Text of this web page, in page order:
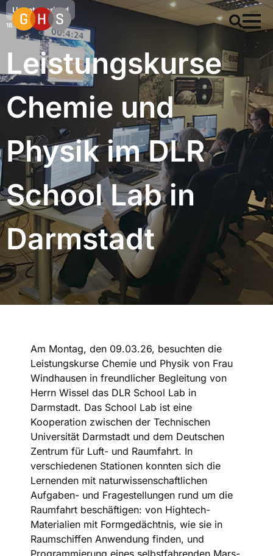
Uncategorized
18. März 2026
Leistungskurse
Chemie und
Physik im DLR
School Lab in
Darmstadt
Am Montag, den 09.03.26, besuchten die
Leistungskurse Chemie und Physik von Frau
Windhausen in freundlicher Begleitung von
Herrn Wissel das DLR School Lab in
Darmstadt. Das School Lab ist eine
Kooperation zwischen der Technischen
Universität Darmstadt und dem Deutschen
Zentrum für Luft- und Raumfahrt. In
verschiedenen Stationen konnten sich die
Lernenden mit naturwissenschaftlichen
Aufgaben- und Fragestellungen rund um die
Raumfahrt beschäftigen: von Hightech-
Materialien mit Formgedächtnis, wie sie in
Raumschiffen Anwendung finden, und
Programmierung eines selbstfahrenden Mars-